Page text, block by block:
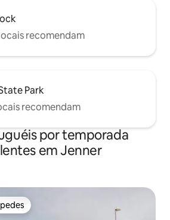
recomendam
Park
recomendam
por temporada
em Jenner
dos hóspedes